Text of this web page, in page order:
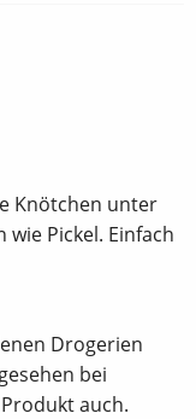
Knötchen unter
Pickel. Einfach
Drogerien
bei
auch.